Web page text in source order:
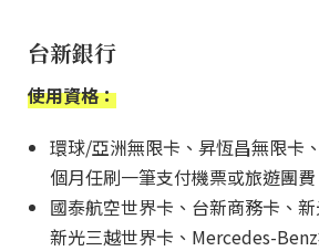
台新銀行
使用資格：
環球/亞洲無限卡、昇恆昌無限卡
個月任刷一筆支付機票或旅遊團費
國泰航空世界卡、台新商務卡、新
新光三越世界卡、Mercedes-